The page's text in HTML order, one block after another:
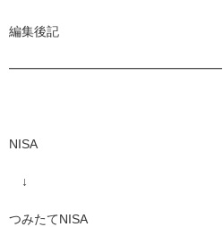
編集後記
━━━━━━━━━━━━━━━━━
NISA
↓
つみたてNISA